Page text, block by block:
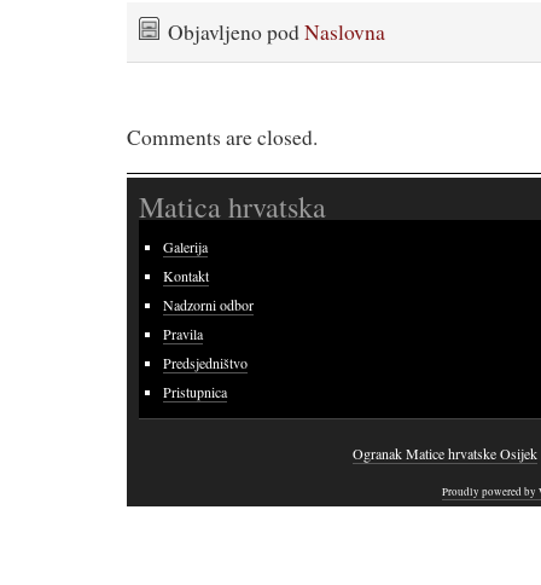
Objavljeno podNaslovna
Comments are closed.
Matica hrvatska
Galerija
Kontakt
Nadzorni odbor
Pravila
Predsjedništvo
Pristupnica
Ogranak Matice hrvatske Osijek
Proudly powered by